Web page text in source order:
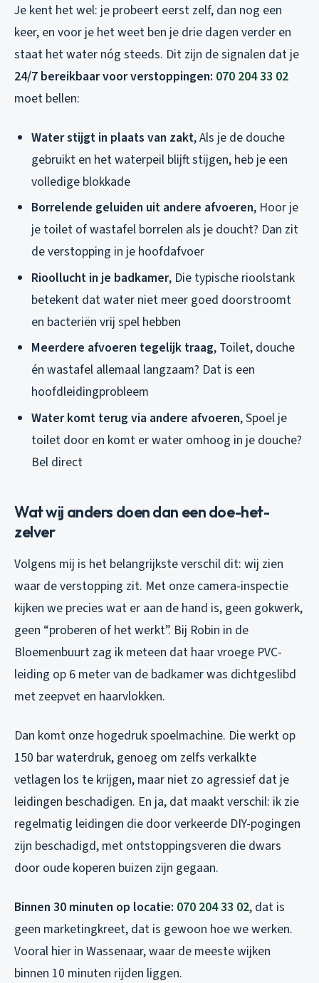
Je kent het wel: je probeert eerst zelf, dan nog een
keer, en voor je het weet ben je drie dagen verder en
staat het water nóg steeds. Dit zijn de signalen dat je
24/7 bereikbaar voor verstoppingen: 070 204 33 02
moet bellen:
Water stijgt in plaats van zakt, Als je de douche
gebruikt en het waterpeil blijft stijgen, heb je een
volledige blokkade
Borrelende geluiden uit andere afvoeren, Hoor je
je toilet of wastafel borrelen als je doucht? Dan zit
de verstopping in je hoofdafvoer
Rioollucht in je badkamer, Die typische rioolstank
betekent dat water niet meer goed doorstroomt
en bacteriën vrij spel hebben
Meerdere afvoeren tegelijk traag, Toilet, douche
én wastafel allemaal langzaam? Dat is een
hoofdleidingprobleem
Water komt terug via andere afvoeren, Spoel je
toilet door en komt er water omhoog in je douche?
Bel direct
Wat wij anders doen dan een doe-het-
zelver
Volgens mij is het belangrijkste verschil dit: wij zien
waar de verstopping zit. Met onze camera-inspectie
kijken we precies wat er aan de hand is, geen gokwerk,
geen “proberen of het werkt”. Bij Robin in de
Bloemenbuurt zag ik meteen dat haar vroege PVC-
leiding op 6 meter van de badkamer was dichtgeslibd
met zeepvet en haarvlokken.
Dan komt onze hogedruk spoelmachine. Die werkt op
150 bar waterdruk, genoeg om zelfs verkalkte
vetlagen los te krijgen, maar niet zo agressief dat je
leidingen beschadigen. En ja, dat maakt verschil: ik zie
regelmatig leidingen die door verkeerde DIY-pogingen
zijn beschadigd, met ontstoppingsveren die dwars
door oude koperen buizen zijn gegaan.
Binnen 30 minuten op locatie: 070 204 33 02, dat is
geen marketingkreet, dat is gewoon hoe we werken.
Vooral hier in Wassenaar, waar de meeste wijken
binnen 10 minuten rijden liggen.